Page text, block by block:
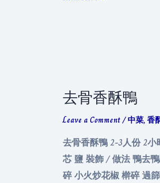
去骨香酥鴨
Leave a Comment/中菜,香
去骨香酥鴨 2-3人份 2
芯 鹽 裝飾 / 做法 鴨去
碎 小火炒花椒 檊碎 過